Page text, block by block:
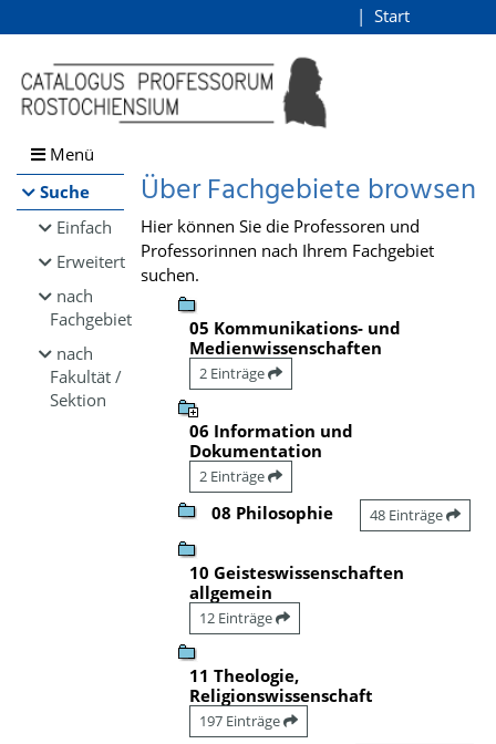
Browsen
direkt zum Inhalt
Start
Menü
Suche
Einfach
Erweitert
nach
Fachgebiet
nach
Fakultät /
Sektion
Über Fachgebiete browsen
Hier können Sie die Professoren und
Professorinnen nach Ihrem Fachgebiet
suchen.
05 Kommunikations- und
Medienwissenschaften
2 Einträge
06 Information und
Dokumentation
2 Einträge
08 Philosophie 48 Einträge
10 Geisteswissenschaften
allgemein
12 Einträge
11 Theologie,
Religionswissenschaft
197 Einträge